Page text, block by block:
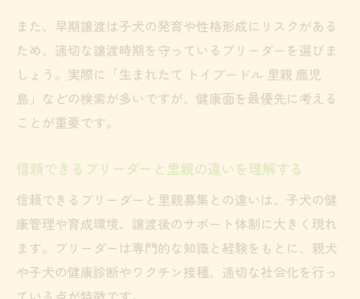
また、早期譲渡は子犬の発育や性格形成にリスクがある
ため、適切な譲渡時期を守っているブリーダーを選びま
しょう。実際に「生まれたて トイプードル 里親 鹿児
島」などの検索が多いですが、健康面を最優先に考える
ことが重要です。
信頼できるブリーダーと里親の違いを理解する
信頼できるブリーダーと里親募集との違いは、子犬の健
康管理や育成環境、譲渡後のサポート体制に大きく現れ
ます。ブリーダーは専門的な知識と経験をもとに、親犬
や子犬の健康診断やワクチン接種、適切な社会化を行っ